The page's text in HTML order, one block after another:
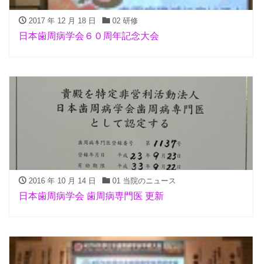
2017 年 12 月 18 日 02 研修
日本歯周病学会６０周年記念大会
2016 年 10 月 14 日 01 当院のニュース
日本歯周病学会 歯周病専門医 更新